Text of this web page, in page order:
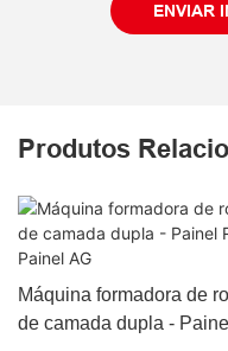
ENVIAR
Produtos
Máquina formadora de
de camada dupla -